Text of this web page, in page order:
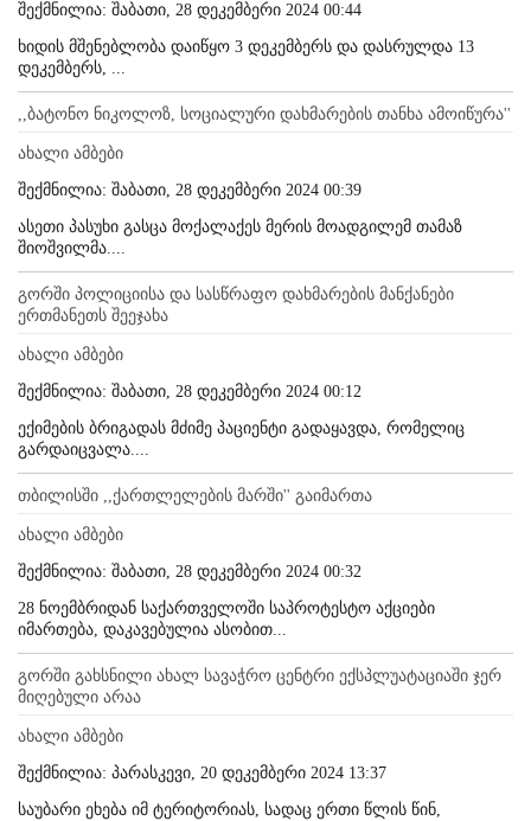
შექმნილია: შაბათი, 28 დეკემბერი 2024 00:44
ხიდის მშენებლობა დაიწყო 3 დეკემბერს და დასრულდა 13
დეკემბერს, ...
,,ბატონო ნიკოლოზ, სოციალური დახმარების თანხა ამოიწურა''
ახალი ამბები
შექმნილია: შაბათი, 28 დეკემბერი 2024 00:39
ასეთი პასუხი გასცა მოქალაქეს მერის მოადგილემ თამაზ
შიოშვილმა....
გორში პოლიციისა და სასწრაფო დახმარების მანქანები
ერთმანეთს შეეჯახა
ახალი ამბები
შექმნილია: შაბათი, 28 დეკემბერი 2024 00:12
ექიმების ბრიგადას მძიმე პაციენტი გადაყავდა, რომელიც
გარდაიცვალა....
თბილისში ,,ქართლელების მარში'' გაიმართა
ახალი ამბები
შექმნილია: შაბათი, 28 დეკემბერი 2024 00:32
28 ნოემბრიდან საქართველოში საპროტესტო აქციები
იმართება, დაკავებულია ასობით...
გორში გახსნილი ახალ სავაჭრო ცენტრი ექსპლუატაციაში ჯერ
მიღებული არაა
ახალი ამბები
შექმნილია: პარასკევი, 20 დეკემბერი 2024 13:37
საუბარი ეხება იმ ტერიტორიას, სადაც ერთი წლის წინ,